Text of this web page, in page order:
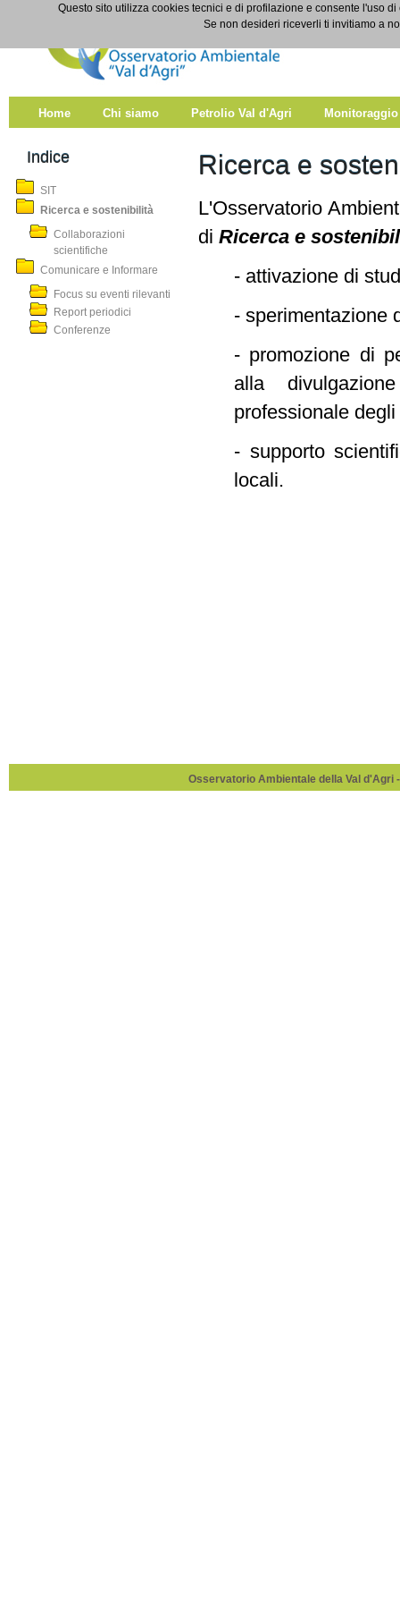
Salta al contenuto
Ricerca e sostenibilità
Home Chi siamo Petrolio Val d'Agri Monitoraggio
Indice
SIT
Ricerca e sostenibilità
Collaborazioni
scientifiche
Comunicare e Informare
Focus su eventi rilevanti
Report periodici
Conferenze
Ricerca e
L'Osservatorio
di Ricerca e
- attivazione di
- sperimentazione
- promozione di
alla
professionale
- supporto
locali.
Osservatorio Ambientale della Val d'Agri
Questo sito utilizza cookies tecnici e di profilazione e consente l'uso
Se non desideri riceverli ti invitiamo a